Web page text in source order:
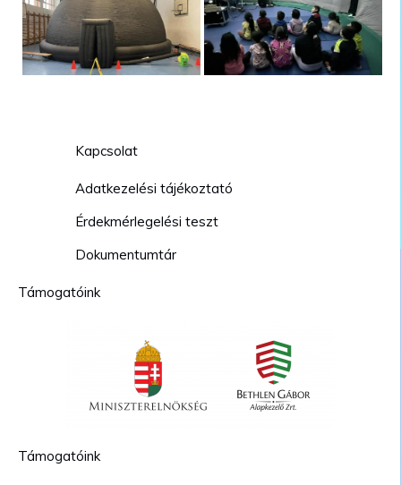
Kapcsolat
Adatkezelési tájékoztató
Érdekmérlegelési teszt
Dokumentumtár
Támogatóink
Támogatóink